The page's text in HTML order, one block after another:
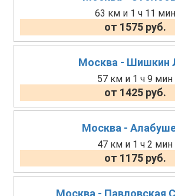
63 км и 1 ч 11 мин
от 1575 руб.
Москва - Шишкин
57 км и 1 ч 9 мин
от 1425 руб.
Москва -
47 км и 1 ч 2 мин
от 1175 руб.
Москва - Павловская